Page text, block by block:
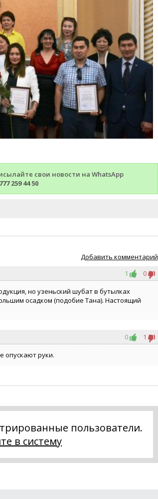
свои новости на WhatsApp
259 44 50
Добавить комментарий
1
0
но узеньский шубат в бутылках
осадком (подобие Тана). Настоящий
0
1
опускают руки.
пользователи.
в систему